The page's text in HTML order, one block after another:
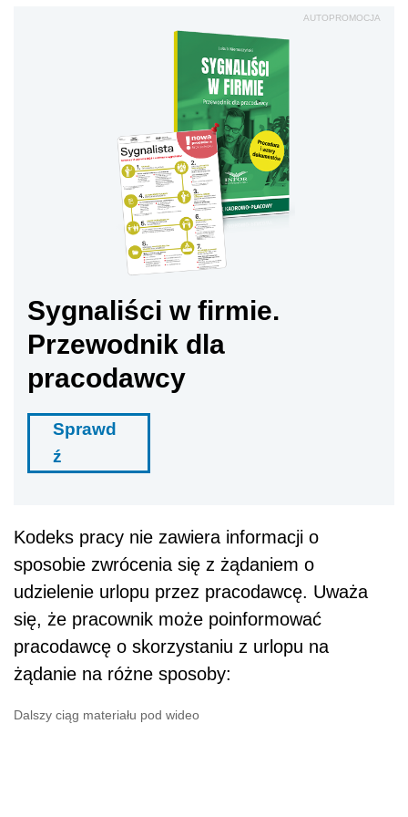
AUTOPROMOCJA
Sygnaliści w firmie.
Przewodnik dla
pracodawcy
Sprawd
ź
Kodeks pracy nie zawiera informacji o
sposobie zwrócenia się z żądaniem o
udzielenie urlopu przez pracodawcę. Uważa
się, że pracownik może poinformować
pracodawcę o skorzystaniu z urlopu na
żądanie na różne sposoby:
Dalszy ciąg materiału pod wideo